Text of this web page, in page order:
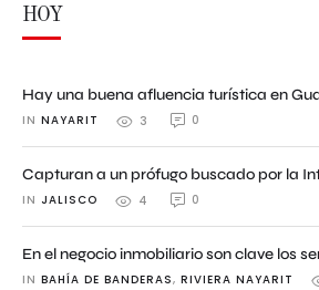
HOY
Hay una buena afluencia turística en
IN NAYARIT 3 0
Capturan a un prófugo buscado por la
IN JALISCO 4 0
En el negocio inmobiliario son clave los
IN BAHÍA DE BANDERAS, RIVIERA NAYARIT